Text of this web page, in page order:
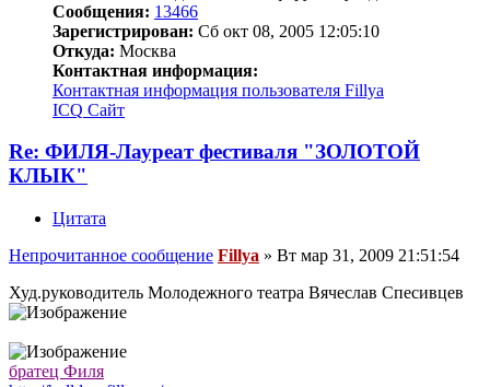
Сообщения: 13466
Зарегистрирован: Сб окт 08, 2005 12:05:10
Откуда: Москва
Контактная информация:
Контактная информация пользователя Fillya
ICQ Сайт
Re: ФИЛЯ-Лауреат фестиваля "ЗОЛОТОЙ
КЛЫК"
Цитата
Непрочитанное сообщение Fillya » Вт мар 31, 2009 21:51:54
Худ.руководитель Молодежного театра Вячеслав Спесивцев
братец Филя